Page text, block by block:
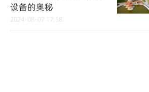
设备的奥秘
2024-08-07 17:58